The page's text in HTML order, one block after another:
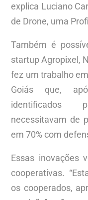
explica Luciano
de Drone, uma
Também é
startup Agropixel,
fez um trabalho
Goiás que,
identificados
necessitavam de
em 70% com
Essas inovações
cooperativas.
os cooperados,